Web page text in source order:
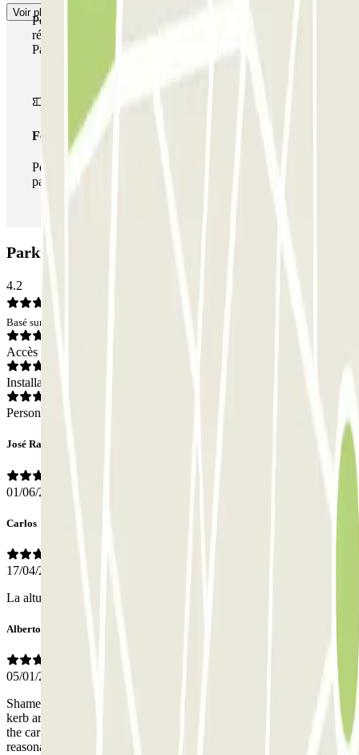
Voir plus
Pendant votre séjour, vous pouvez utiliser l'ensemble du
réseau de parkings de cet opérateur disponible sur
Parclick.
Forfait illimité
Pendant votre séjour, vous pouvez entrer et sortir du
parking aussi souvent que vous le souhaitez.
Parking INDIGO Salamero: Avis
4.2
Basé sur 17 avis
Accès
Installations
Personnel
José Ramón
01/06/2026
Carlos
17/04/2026
La altura del techo muy justa
Alberto
05/01/2026
Shame the access is under road works. And the ramps along the
kerb are too sharp for low cars... scrapping the bottom.of my car but,
the car park itself one of the best I've ever seen. Really nice, and
reasonable price. Great location.